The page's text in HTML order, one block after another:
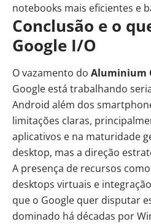
notebooks mais eficientes e
Conclusão e o
Google I/O
O vazamento do Aluminium
Google está trabalhando
Android além dos
limitações claras,
aplicativos e na maturidade
desktop, mas a direção
A presença de recursos
desktops virtuais e
que o Google quer disputar
dominado há décadas por